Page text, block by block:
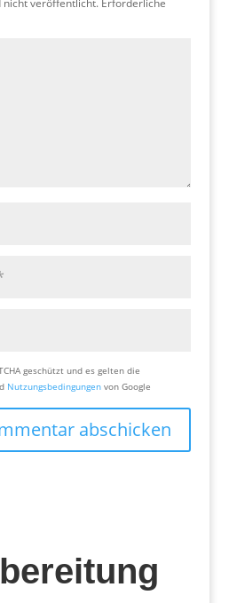
geschützt und es gelten die
Nutzungsbedingungenvon Google
abschicken